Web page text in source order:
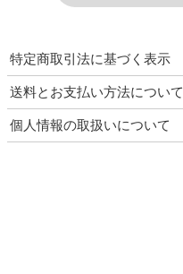
特定商取引法に基づく表示
送料とお支払い方法について
個人情報の取扱いについて